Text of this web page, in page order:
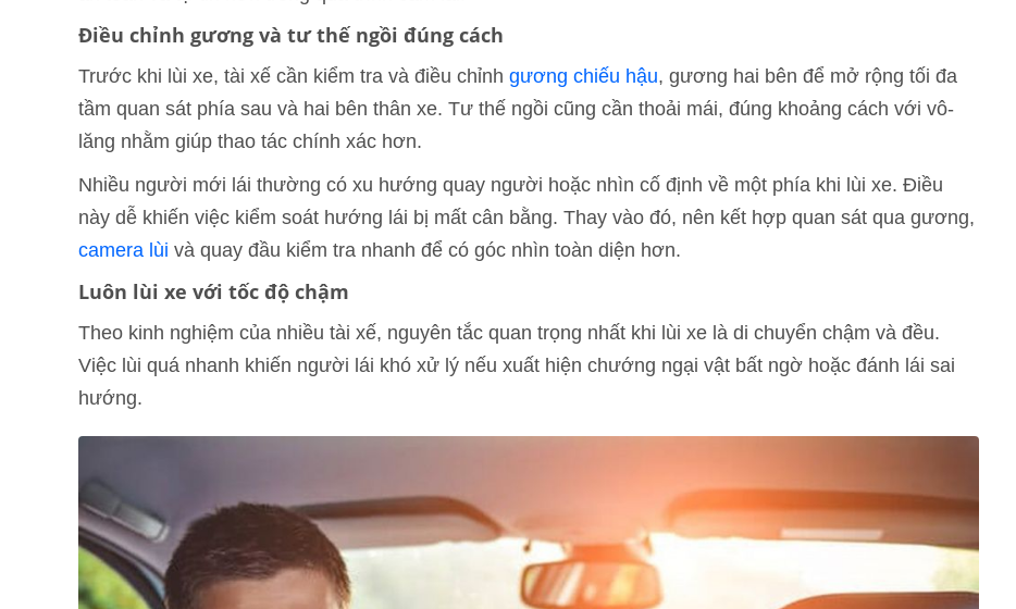
Điều chỉnh gương và tư thế ngồi đúng cách
Trước khi lùi xe, tài xế cần kiểm tra và điều chỉnh gương chiếu hậu, gương hai bên để mở rộng tối đa
tầm quan sát phía sau và hai bên thân xe. Tư thế ngồi cũng cần thoải mái, đúng khoảng cách với vô-
lăng nhằm giúp thao tác chính xác hơn.
Nhiều người mới lái thường có xu hướng quay người hoặc nhìn cố định về một phía khi lùi xe. Điều
này dễ khiến việc kiểm soát hướng lái bị mất cân bằng. Thay vào đó, nên kết hợp quan sát qua gương,
camera lùi và quay đầu kiểm tra nhanh để có góc nhìn toàn diện hơn.
Luôn lùi xe với tốc độ chậm
Theo kinh nghiệm của nhiều tài xế, nguyên tắc quan trọng nhất khi lùi xe là di chuyển chậm và đều.
Việc lùi quá nhanh khiến người lái khó xử lý nếu xuất hiện chướng ngại vật bất ngờ hoặc đánh lái sai
hướng.